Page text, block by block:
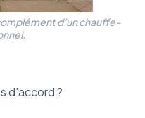
d’un chauffe-
d'accord ?